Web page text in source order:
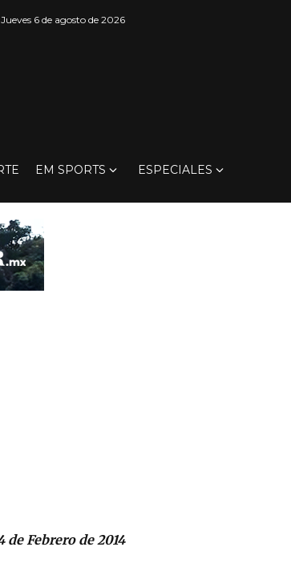
Jueves 6 de agosto de 2026
EM SPORTS ESPECIALES
de Febrero de 2014